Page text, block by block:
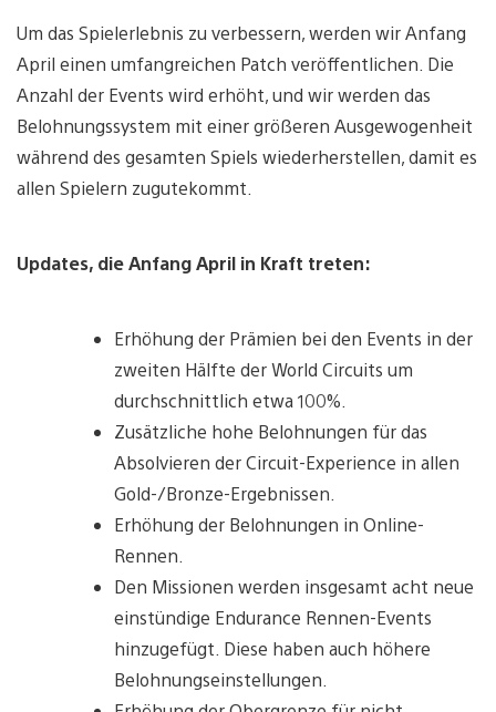
Um das Spielerlebnis zu verbessern, werden wir Anfang
April einen umfangreichen Patch veröffentlichen. Die
Anzahl der Events wird erhöht, und wir werden das
Belohnungssystem mit einer größeren Ausgewogenheit
während des gesamten Spiels wiederherstellen, damit es
allen Spielern zugutekommt.
Updates, die Anfang April in Kraft treten:
Erhöhung der Prämien bei den Events in der
zweiten Hälfte der World Circuits um
durchschnittlich etwa 100%.
Zusätzliche hohe Belohnungen für das
Absolvieren der Circuit-Experience in allen
Gold-/Bronze-Ergebnissen.
Erhöhung der Belohnungen in Online-
Rennen.
Den Missionen werden insgesamt acht neue
einstündige Endurance Rennen-Events
hinzugefügt. Diese haben auch höhere
Belohnungseinstellungen.